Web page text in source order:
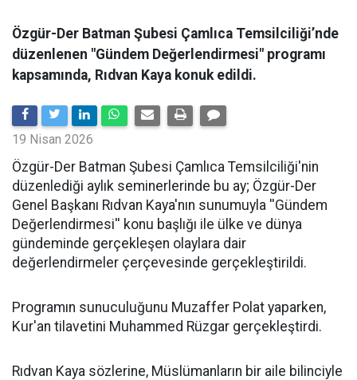
Özgür-Der Batman Şubesi Çamlıca Temsilciliği’nde
düzenlenen "Gündem Değerlendirmesi" programı
kapsamında, Rıdvan Kaya konuk edildi.
19 Nisan 2026
​Özgür-Der Batman Şubesi Çamlıca Temsilciliği'nin
düzenlediği aylık seminerlerinde bu ay; Özgür-Der
Genel Başkanı Rıdvan Kaya'nın sunumuyla ''Gündem
Değerlendirmesi'' konu başlığı ile ülke ve dünya
gündeminde gerçekleşen olaylara dair
değerlendirmeler çerçevesinde gerçekleştirildi.
Programın sunuculuğunu Muzaffer Polat yaparken,
Kur'an tilavetini Muhammed Rüzgar gerçekleştirdi.
Rıdvan Kaya sözlerine, Müslümanların bir aile bilinciyle